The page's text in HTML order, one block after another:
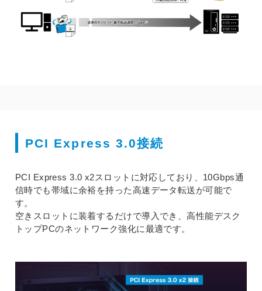
PCI Express 3.0接続
PCI Express 3.0 x2スロットに対応しており、10Gbps通
信時でも帯域に余裕を持った高速データ転送が可能で
す。
空きスロットに装着するだけで導入でき、高性能デスク
トップPCのネットワーク強化に最適です。